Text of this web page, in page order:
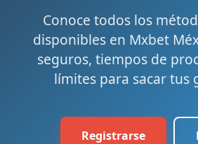
Conoce todos los
disponibles en Mxbet
seguros, tiempos de
límites para sacar tus
Registrarse